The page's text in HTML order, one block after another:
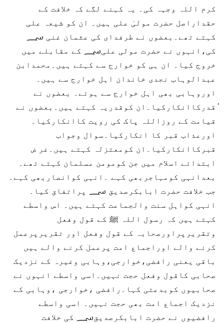
کرم اللہ وجہہ کی۔ یہ کہنے لگے کہ خلافت کے
حقداراصل حضرت مولیٰ علی ہیں۔ ان کو شیعہ علی
کہتے تھے۔بعضوں نے طرفدای کی عثمان غنی ؄
کی،انہوں نے حضرت مولی علی؄ کے مقابلے میں
خروج کیا۔ ان ہی کو خوارج سے کہتے ہیں۔محمدابن
عبدالوہاب نجدی خاندان اہل خوارج سے ہیں۔
اوروہابی بھی اہل خوارج سے ہوئے۔ بعضوں نے
ُقدرکاانکارکیا۔ان کوقدریہ کہتے ہیں۔بعضوں نے
قیامت کے روزاللہ پاک کی رویت کاانکارکیا۔
اورعذاب قبر کا انکارکیا۔سوال وجواب
قبرکاانکارکیا۔ان کومعتزلہ کہتے ہیں۔غر ض
ابتدائے اسلام میں جن کومومن مسلمان کہتے تھے۔
بعدانہی کومہاجربھی کہے ۔انہی کوانصاربھی کہے۔
جب خلافت حضرت ابابکرصدیق ؄ پراتفاق کیا۔
انہی کواہل سنت والجماعت کہتے ہیں۔ اس واسطے
کہتے ہیں کہ رسول اللہ ﷺ کے قول وفعل
وتقریرپراورصحابہ کے قول وفعل اور تقریرپرعمل
کرنے والے اوراجماع امت پرعمل کرنے والے ہیں
باقی یعنی رافضی،خوارجی،وہابی وغیرہ کے نزدیک
صحابی کاقول وفعل حجت نہیں۔اسی واسطے انہوں نے
صحابیوں کوبدعتی کہا۔رافضی ،خوارجی ،وہابی کے
نزدیک اجماع امت بھی حجت نہیں۔ اسی واسطے
رافضیوں نے حضرت ابابکرصدیق؄ کی خلافت